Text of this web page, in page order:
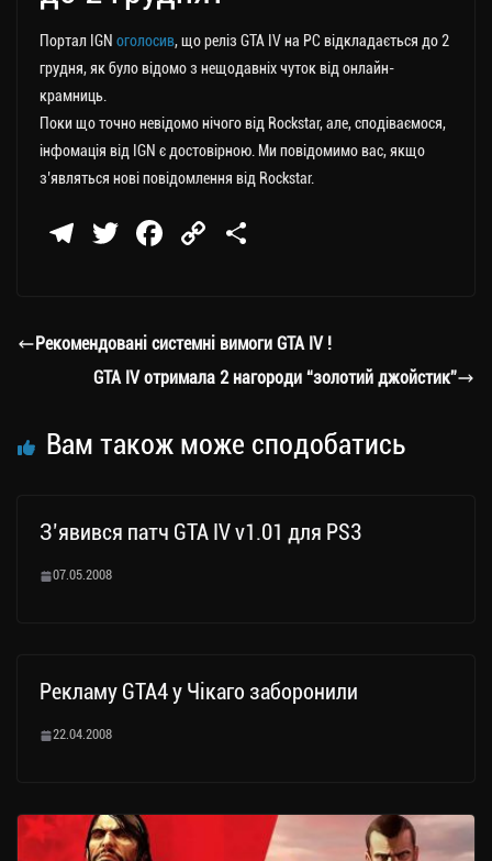
Портал IGN оголосив, що реліз GTA IV на РС відкладається до 2
грудня, як було відомо з нещодавніх чуток від онлайн-
крамниць.
Поки що точно невідомо нічого від Rockstar, але, сподіваємося,
інфомація від IGN є достовірною. Ми повідомимо вас, якщо
з’являться нові повідомлення від Rockstar.
Te
a
m
T
er
Fa
ok
C
Li
nk
ли
ти
Рекомендовані системні вимоги GTA IV !
GTA IV отримала 2 нагороди “золотий джойстик”
Вам також може сподобатись
З’явився патч GTA IV v1.01 для PS3
07.05.2008
Рекламу GTA4 у Чікаго заборонили
22.04.2008